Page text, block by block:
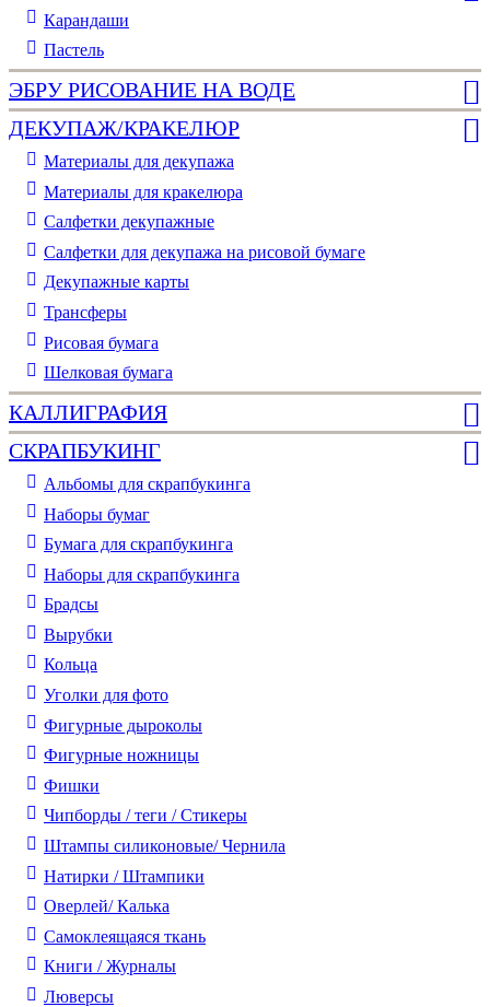
Карандаши
Пастель
ЭБРУ РИСОВАНИЕ НА ВОДЕ
ДЕКУПАЖ/КРАКЕЛЮР
Материалы для декупажа
Материалы для кракелюра
Cалфетки декупажные
Салфетки для декупажа на рисовой бумаге
Декупажные карты
Трансферы
Рисовая бумага
Шелковая бумага
КАЛЛИГРАФИЯ
СКРАПБУКИНГ
Альбомы для скрапбукинга
Наборы бумаг
Бумага для скрапбукинга
Наборы для скрапбукинга
Брадсы
Вырубки
Кольца
Уголки для фото
Фигурные дыроколы
Фигурные ножницы
Фишки
Чипборды / теги / Стикеры
Штампы силиконовые/ Чернила
Натирки / Штампики
Оверлей/ Калька
Самоклеящаяся ткань
Книги / Журналы
Люверсы